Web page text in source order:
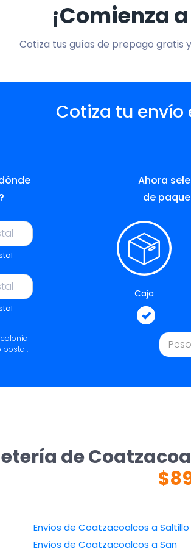
¡Comienza
Cotiza tus guías de prepago gratis
Cotiza tu envío
postal.
Ahora
de
Caja
de
Envíos de Coatzacoalcos a Saltillo
Envíos de Coatzacoalcos a San